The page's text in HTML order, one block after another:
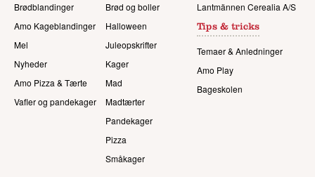
Brødblandinger
Amo Kageblandinger
Mel
Nyheder
Amo Pizza & Tærte
Vafler og pandekager
Brød og boller
Halloween
Juleopskrifter
Kager
Mad
Madtærter
Pandekager
Pizza
Småkager
Lantmännen Cerealia A/S
Tips & tricks
Temaer & Anledninger
Amo Play
Bageskolen